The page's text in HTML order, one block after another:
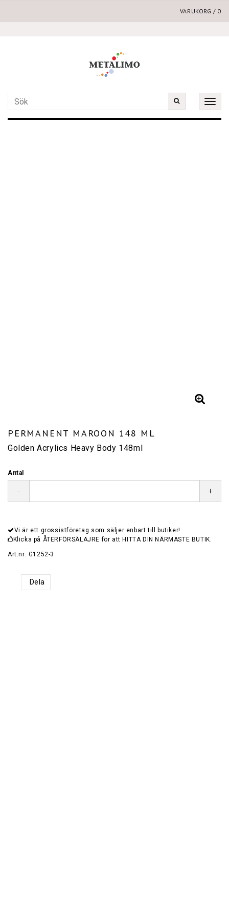
VARUKORG / 0
Toggle
PERMANENT MAROON 148 ML
Golden Acrylics Heavy Body 148ml
Antal
- +
Vi är ett grossistföretag som säljer enbart till butiker!
Klicka på ÅTERFÖRSÄLAJRE för att HITTA DIN NÄRMASTE BUTIK.
Art.nr: G1252-3
Dela